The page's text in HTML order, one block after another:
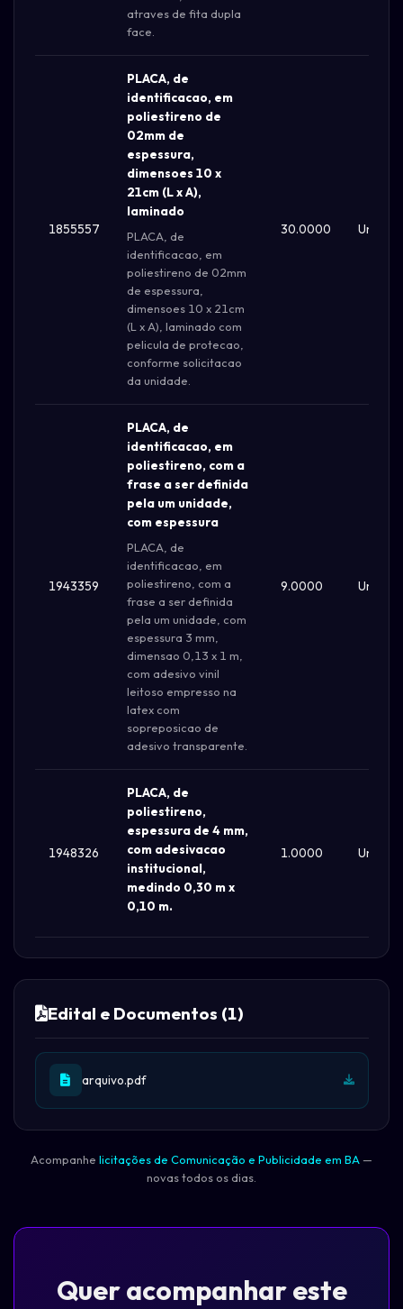
atraves de fita dupla
face.
1855557
PLACA, de
identificacao, em
poliestireno de
02mm de
espessura,
dimensoes 10 x
21cm (L x A),
laminado
PLACA, de
identificacao, em
poliestireno de 02mm
de espessura,
dimensoes 10 x 21cm
(L x A), laminado com
pelicula de protecao,
conforme solicitacao
da unidade.
30.0000 Un
1943359
PLACA, de
identificacao, em
poliestireno, com a
frase a ser definida
pela um unidade,
com espessura
PLACA, de
identificacao, em
poliestireno, com a
frase a ser definida
pela um unidade, com
espessura 3 mm,
dimensao 0,13 x 1 m,
com adesivo vinil
leitoso empresso na
latex com
sopreposicao de
adesivo transparente.
9.0000 Un
1948326
PLACA, de
poliestireno,
espessura de 4 mm,
com adesivacao
institucional,
medindo 0,30 m x
0,10 m.
1.0000 Un
Edital e Documentos (1)
arquivo.pdf
Acompanhe licitações de Comunicação e Publicidade em BA —
novas todos os dias.
Quer acompanhar este